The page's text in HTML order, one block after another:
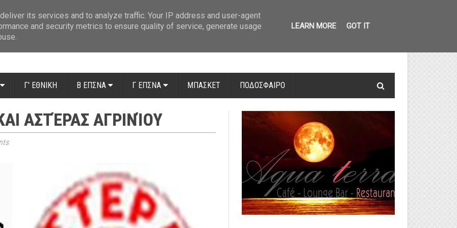
Γ' ΕΘΝΙΚΗ Β ΕΠΣΝΑ Γ ΕΠΣΝΑ ΜΠΑΣΚΕΤ ΠΟΔΟΣΦΑΙΡΟ
ΑΣΤΈΡΑΣ ΑΓΡΙΝΊΟΥ
its services and to analyze traffic. Your IP address and user-agent
and security metrics to ensure quality of service, generate usage
LEARN MORE GOT IT